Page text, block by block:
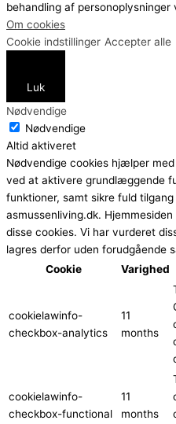
behandling af
Om cookies
Cookie indstillinger Accepter alle
Luk
Nødvendige
Nødvendige
Altid aktiveret
Nødvendige cookies hjælper
ved at aktivere grundlæggende
funktioner, samt sikre fuld
asmussenliving.dk.
disse cookies. Vi har vurderet
lagres derfor uden forudgående
Cookie
Varighed
cookielawinfo-
checkbox-analytics
11
months
cookielawinfo-
checkbox-functional
11
months